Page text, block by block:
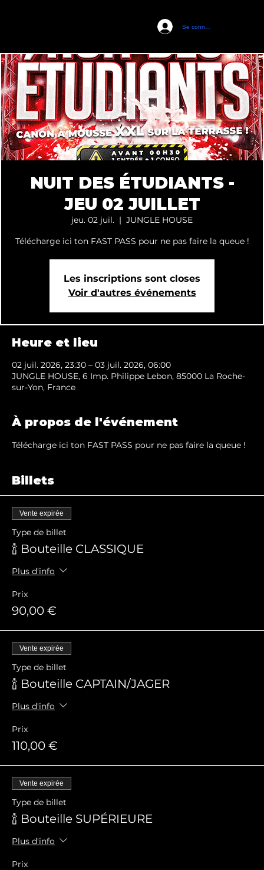
Se connecter
NUIT DES ÉTUDIANTS -
JEU 02 JUILLET
jeu. 02 juil.
  |
JUNGLE HOUSE
Télécharge ici ton FAST PASS pour ne pas faire la queue !
Les inscriptions sont closes
Voir d'autres événements
Heure et lieu
02 juil. 2026, 23:30 – 03 juil. 2026, 06:00
JUNGLE HOUSE, 6 Imp. Philippe Lebon, 85000 La Roche-
sur-Yon, France
À propos de l'événement
Télécharge ici ton FAST PASS pour ne pas faire la queue !
Billets
Vente expirée
Type de billet
🍾 Bouteille CLASSIQUE
Plus d'info
Prix
90,00 €
Vente expirée
Type de billet
🍾 Bouteille CAPTAIN/JAGER
Plus d'info
Prix
110,00 €
Vente expirée
Type de billet
🍾 Bouteille SUPÉRIEURE
Plus d'info
Prix